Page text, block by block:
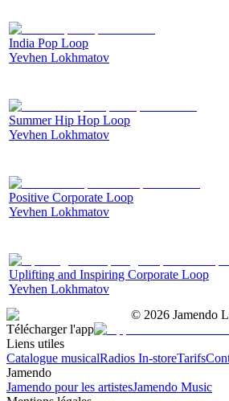
India Pop Loop
Yevhen Lokhmatov
Summer Hip Hop Loop
Yevhen Lokhmatov
Positive Corporate Loop
Yevhen Lokhmatov
Uplifting and Inspiring Corporate Loop
Yevhen Lokhmatov
© 2026 Jamendo
Télécharger l'app
Liens utiles
Catalogue musicalRadios In-storeTarifs
Jamendo
Jamendo pour les artistesJamendo Music